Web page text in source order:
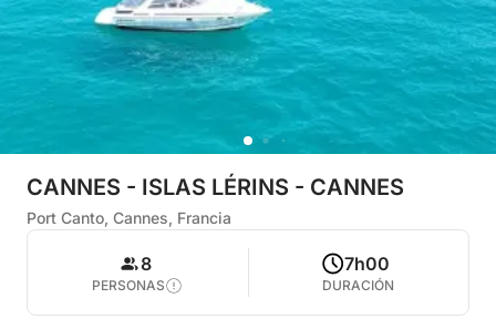
CANNES - ISLAS LÉRINS - CANNES
Port Canto, Cannes, Francia
8
PERSONAS
7h00
DURACIÓN